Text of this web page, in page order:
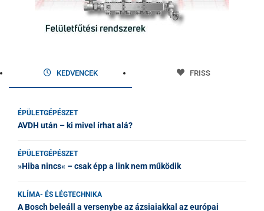
KEDVENCEK FRISS
ÉPÜLETGÉPÉSZET
AVDH után – ki mivel írhat alá?
ÉPÜLETGÉPÉSZET
»Hiba nincs« – csak épp a link nem működik
KLÍMA- ÉS LÉGTECHNIKA
A Bosch beleáll a versenybe az ázsiaiakkal az európai